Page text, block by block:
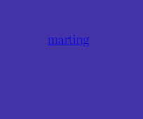
marting